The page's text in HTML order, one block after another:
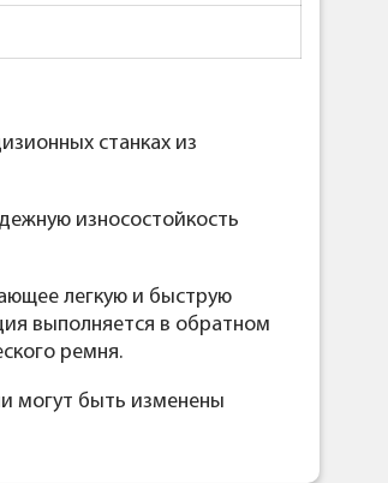
станках из
износостойкость
легкую и быструю
выполняется в обратном
ремня.
могут быть изменены